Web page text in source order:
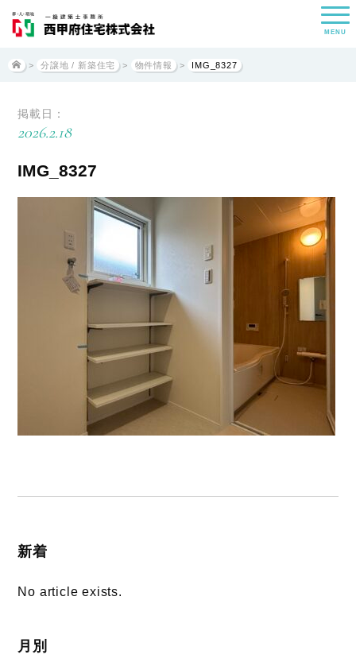
MENU
> 分譲地 / 新築住宅 > 物件情報 > IMG_8327
掲載日：
2026.2.18
IMG_8327
新着
No article exists.
月別